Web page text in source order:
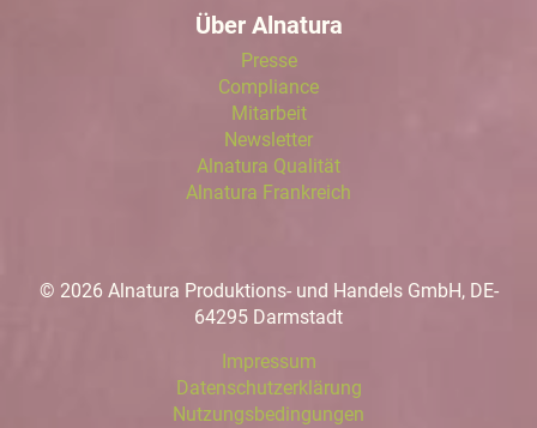
Über Alnatura
Presse
Compliance
Mitarbeit
Newsletter
Alnatura Qualität
Alnatura Frankreich
© 2026 Alnatura Produktions- und Handels GmbH, DE-
64295 Darmstadt
Impressum
Datenschutzerklärung
Nutzungsbedingungen